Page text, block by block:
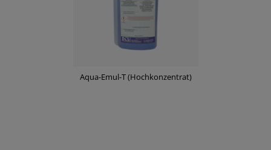
Aqua-Emul-T (Hochkonzentrat)